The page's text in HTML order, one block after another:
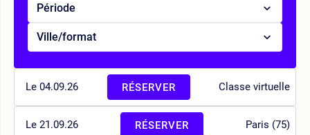
Période
Ville/format
Le 04.09.26 Classe virtuelle
RÉSERVER
Le 21.09.26 Paris (75)
RÉSERVER